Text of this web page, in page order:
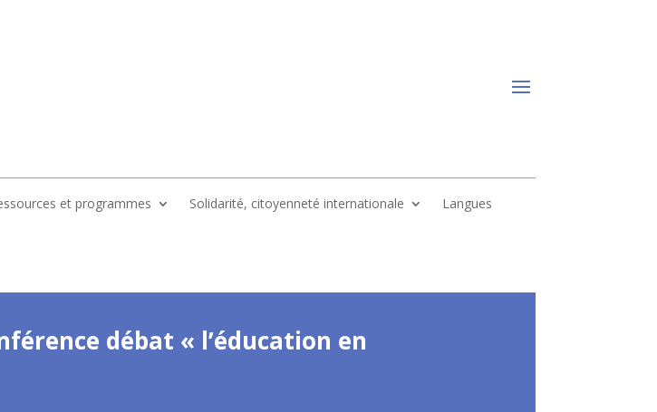
et programmes Solidarité, citoyenneté internationale
Langues
débat « l’éducation en